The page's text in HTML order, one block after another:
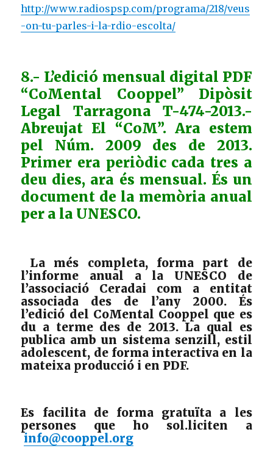
http://www.radiospsp.com/programa/218/veus
-on-tu-parles-i-la-rdio-escolta/
8.- L’edició mensual digital PDF
“CoMental Cooppel” Dipòsit
Legal Tarragona T-474-2013.-
Abreujat El “CoM”. Ara estem
pel Núm. 2009 des de 2013.
Primer era periòdic cada tres a
deu dies, ara és mensual. És un
document de la memòria anual
per a la UNESCO.
La més completa, forma part de
l’informe anual a la UNESCO de
l’associació Ceradai com a entitat
associada des de l’any 2000. És
l’edició del CoMental Cooppel que es
du a terme des de 2013. La qual es
publica amb un sistema senzill, estil
adolescent, de forma interactiva en la
mateixa producció i en PDF.
Es facilita de forma gratuïta a les
persones que ho sol.liciten a
info@cooppel.org